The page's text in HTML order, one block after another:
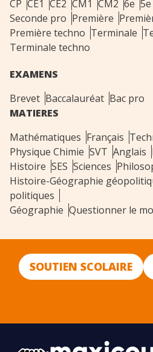
CP CE1 CE2 CM1 CM2 6e 5e
Seconde pro Première
Première techno Terminale
Terminale techno
EXAMENS
Brevet Baccalauréat Bac pro
MATIERES
Mathématiques Français
Physique Chimie SVT Anglais
Histoire SES Sciences
Histoire-Géographie
politiques
Géographie Questionner le
SOUTIEN SCOLAIRE